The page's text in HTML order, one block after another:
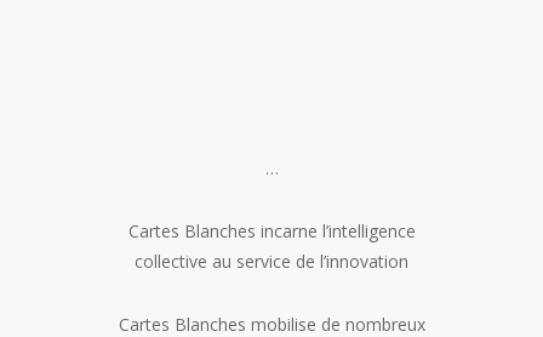
…
Cartes Blanches incarne l’intelligence
collective au service de l’innovation
Cartes Blanches mobilise de nombreux